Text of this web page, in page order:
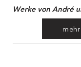
Werke von André